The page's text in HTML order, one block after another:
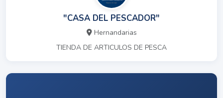
"CASA DEL PESCADOR"
Hernandarias
TIENDA DE ARTICULOS DE PESCA